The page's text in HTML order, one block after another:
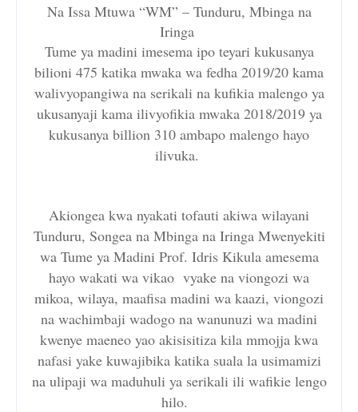
Na Issa Mtuwa “WM” – Tunduru, Mbinga na
Iringa
Tume ya madini imesema ipo teyari kukusanya
bilioni 475 katika mwaka wa fedha 2019/20 kama
walivyopangiwa na serikali na kufikia malengo ya
ukusanyaji kama ilivyofikia mwaka 2018/2019 ya
kukusanya billion 310 ambapo malengo hayo
ilivuka.
Akiongea kwa nyakati tofauti akiwa wilayani
Tunduru, Songea na Mbinga na Iringa Mwenyekiti
wa Tume ya Madini Prof. Idris Kikula amesema
hayo wakati wa vikao vyake na viongozi wa
mikoa, wilaya, maafisa madini wa kaazi, viongozi
na wachimbaji wadogo na wanunuzi wa madini
kwenye maeneo yao akisisitiza kila mmojja kwa
nafasi yake kuwajibika katika suala la usimamizi
na ulipaji wa maduhuli ya serikali ili wafikie lengo
hilo.